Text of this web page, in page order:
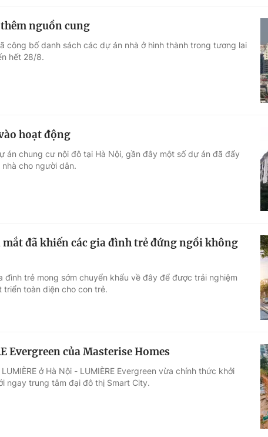
lịch
đẹp
lượng cuộc sống
Học trực tuyến
nguồn cung
công bố danh sách các dự án nhà ở hình thành trong tương lai
hết 28/8.
hoạt động
án chung cư nội đô tại Hà Nội, gần đây một số dự án đã đẩy
cho người dân.
mắt đã khiến các gia đình trẻ đứng ngồi không
đình trẻ mong sớm chuyển khẩu về đây để được trải nghiệm
toàn diện cho con trẻ.
Evergreen của Masterise Homes
ở Hà Nội - LUMIÈRE Evergreen vừa chính thức khởi
ngay trung tâm đại đô thị Smart City.